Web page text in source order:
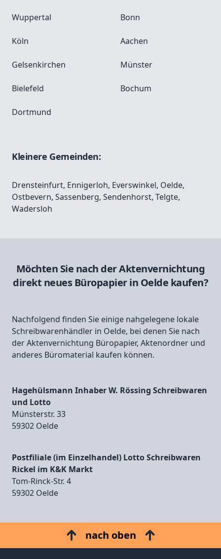
Wuppertal Bonn
Köln Aachen
Gelsenkirchen Münster
Bielefeld Bochum
Dortmund
Kleinere Gemeinden:
Drensteinfurt, Ennigerloh, Everswinkel, Oelde,
Ostbevern, Sassenberg, Sendenhorst, Telgte,
Wadersloh
Möchten Sie nach der Aktenvernichtung
direkt neues Büropapier in Oelde kaufen?
Nachfolgend finden Sie einige nahgelegene lokale
Schreibwarenhändler in Oelde, bei denen Sie nach
der Aktenvernichtung Büropapier, Aktenordner und
anderes Büromaterial kaufen können.
Hagehülsmann Inhaber W. Rössing Schreibwaren
und Lotto
Münsterstr. 33
59302 Oelde
Postfiliale (im Einzelhandel) Lotto Schreibwaren
Rickel im K&K Markt
Tom‑Rinck‑Str. 4
59302 Oelde
nach oben